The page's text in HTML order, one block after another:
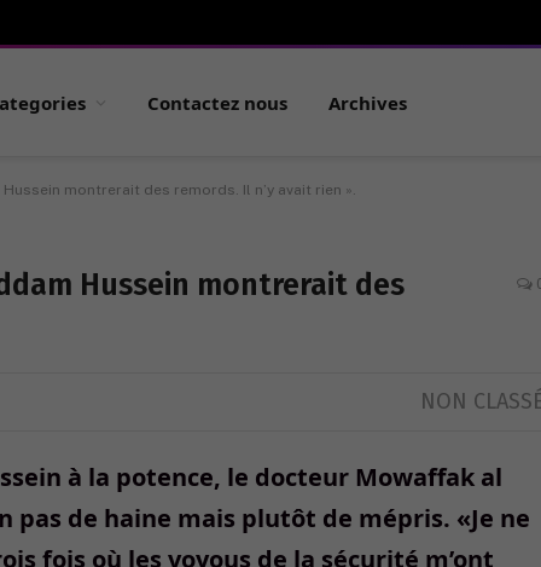
Contactez nous Archives
Hussein montrerait des remords. Il n’y avait rien ».
Hussein montrerait des
NON
à la potence, le docteur Mowaffak al
de haine mais plutôt de mépris. «Je ne
fois où les voyous de la sécurité m’ont